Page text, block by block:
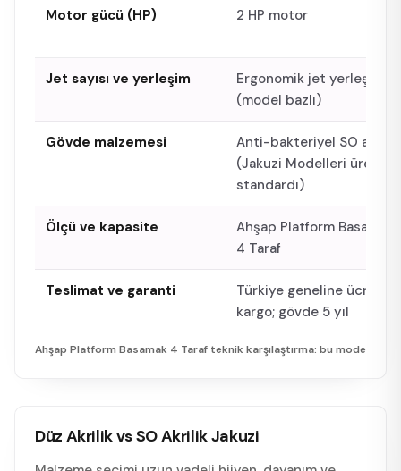
Ahşap Platform Basamak 4 Taraf teknik karşılaştırma: bu model vs
Motor gücü (HP) 2 HP motor
Jet sayısı ve yerleşim
Ergonomik jet yerleşimi
(model bazlı)
Gövde malzemesi
Anti-bakteriyel SO akrilik
(Jakuzi Modelleri üretim
standardı)
Ölçü ve kapasite
Ahşap Platform Basamak
4 Taraf
Teslimat ve garanti
Türkiye geneline ücretsiz
kargo; gövde 5 yıl
Düz Akrilik vs SO Akrilik Jakuzi